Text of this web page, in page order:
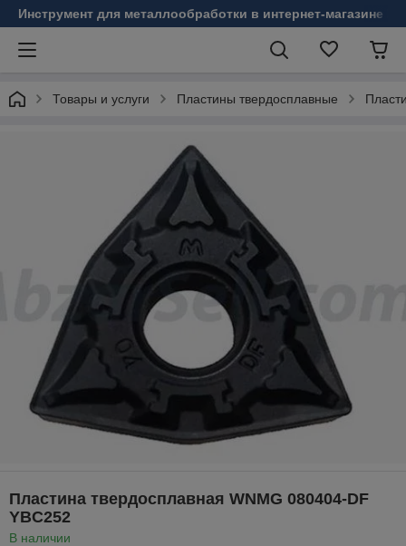
Инструмент для металлообработки в интернет-магазине
Товары и услуги Пластины твердосплавные
Пластина твердосплавная WNMG 080404-DF
YBC252
В наличии